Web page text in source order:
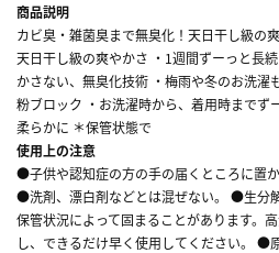
商品説明
カビ臭・雑菌臭まで無臭化！天日干し級の
天日干し級の爽やかさ ・1週間ずーっと長
かさない、無臭化技術 ・梅雨や冬のお洗濯
粉ブロック ・お洗濯時から、着用時までず
柔らかに ＊保管状態で
使用上の注意
●子供や認知症の方の手の届くところに置
●洗剤、漂白剤などとは混ぜない。 ●生分
保管状況によって固まることがあります。
し、できるだけ早く使用してください。 ●